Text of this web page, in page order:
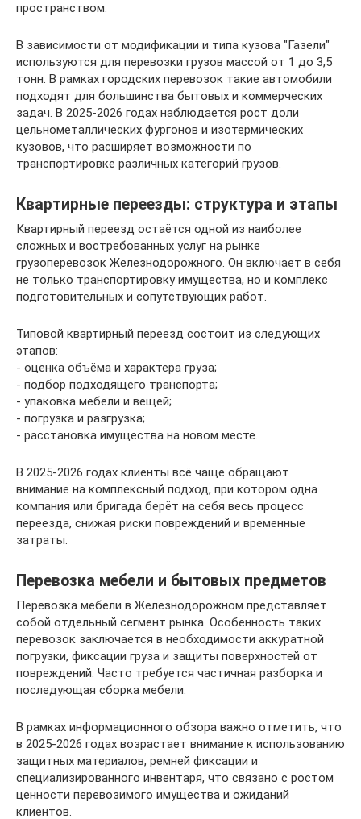
пространством.
В зависимости от модификации и типа кузова "Газели"
используются для перевозки грузов массой от 1 до 3,5
тонн. В рамках городских перевозок такие автомобили
подходят для большинства бытовых и коммерческих
задач. В 2025-2026 годах наблюдается рост доли
цельнометаллических фургонов и изотермических
кузовов, что расширяет возможности по
транспортировке различных категорий грузов.
Квартирные переезды: структура и этапы
Квартирный переезд остаётся одной из наиболее
сложных и востребованных услуг на рынке
грузоперевозок Железнодорожного. Он включает в себя
не только транспортировку имущества, но и комплекс
подготовительных и сопутствующих работ.
Типовой квартирный переезд состоит из следующих
этапов:
- оценка объёма и характера груза;
- подбор подходящего транспорта;
- упаковка мебели и вещей;
- погрузка и разгрузка;
- расстановка имущества на новом месте.
В 2025-2026 годах клиенты всё чаще обращают
внимание на комплексный подход, при котором одна
компания или бригада берёт на себя весь процесс
переезда, снижая риски повреждений и временные
затраты.
Перевозка мебели и бытовых предметов
Перевозка мебели в Железнодорожном представляет
собой отдельный сегмент рынка. Особенность таких
перевозок заключается в необходимости аккуратной
погрузки, фиксации груза и защиты поверхностей от
повреждений. Часто требуется частичная разборка и
последующая сборка мебели.
В рамках информационного обзора важно отметить, что
в 2025-2026 годах возрастает внимание к использованию
защитных материалов, ремней фиксации и
специализированного инвентаря, что связано с ростом
ценности перевозимого имущества и ожиданий
клиентов.